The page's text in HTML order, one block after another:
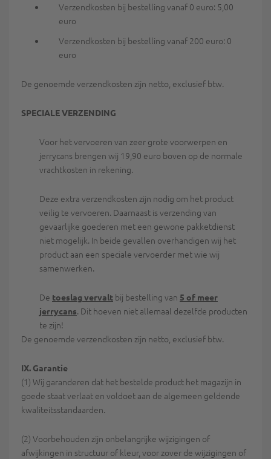
Verzendkosten bij bestelling vanaf 0 euro: 5,00
euro
Verzendkosten bij bestelling vanaf 200 euro: 0
euro
De genoemde verzendkosten zijn netto, exclusief btw.
SPECIALE VERZENDING
Voor het vervoeren van zeer grote voorwerpen en
jerrycans brengen wij 19,90 euro boven op de normale
vrachtkosten in rekening.
Deze extra verzendkosten zijn nodig om het product
veilig te vervoeren. Daarnaast is verzending van
gevaarlijke goederen met een gewone pakketdienst
niet mogelijk. In beide gevallen overhandigen wij het
product aan een speciale vervoerder met wie wij
samenwerken.
De toeslag vervalt bij bestelling van 5 of meer
jerrycans. Dit hoeven niet allemaal dezelfde producten
te zijn!
De genoemde verzendkosten zijn netto, exclusief btw.
IX. Garantie
(1) Wij garanderen dat het bestelde product het magazijn in
goede staat verlaat en voldoet aan de algemeen geldende
kwaliteitsstandaarden.
(2) Voorbehouden zijn onbelangrijke wijzigingen of
afwijkingen in structuur of kleur, voor zover de wijzigingen of